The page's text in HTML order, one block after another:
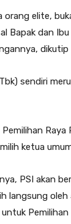
orang elite,
Bapak dan
sendiri
ketua
PSI akan
langsung
Pemilihan